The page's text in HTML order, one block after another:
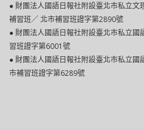
● 財團法人國語日報社附設臺北市私立
補習班／ 北市補習班證字第2890號
● 財團法人國語日報社附設臺北巿私立
習班證字第6001號
● 財團法人國語日報社附設臺北市私立
市補習班證字第6289號